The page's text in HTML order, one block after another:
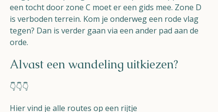
een tocht door zone C moet er een gids mee. Zone D
is verboden terrein. Kom je onderweg een rode vlag
tegen? Dan is verder gaan via een ander pad aan de
orde.
Alvast een wandeling uitkiezen?
👇👇👇
Hier vind je alle routes op een rijtje